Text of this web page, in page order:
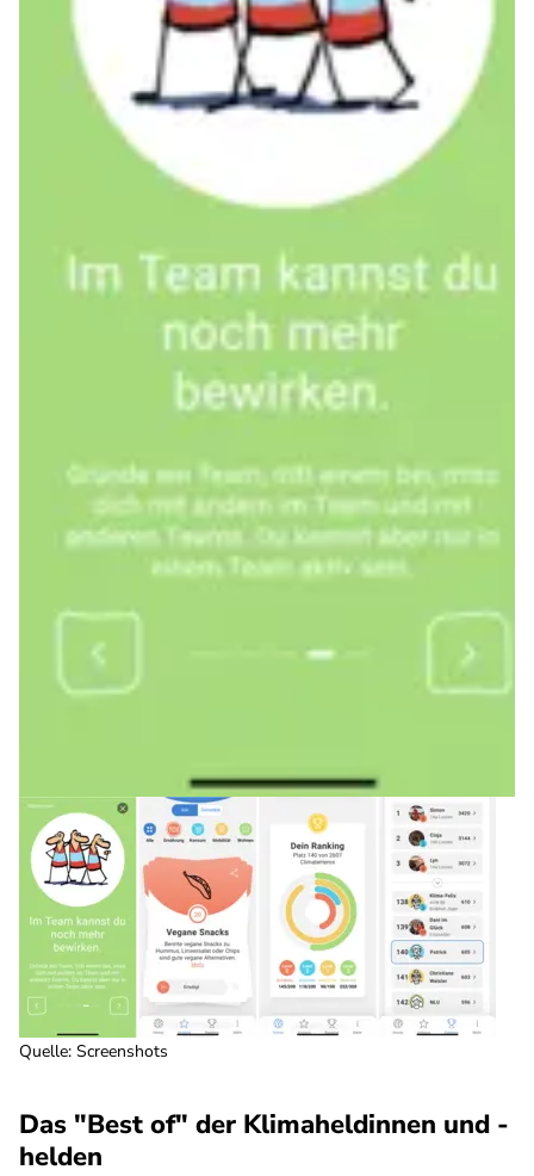
Quelle: Screenshots
Das "Best of" der Klimaheldinnen und -
helden